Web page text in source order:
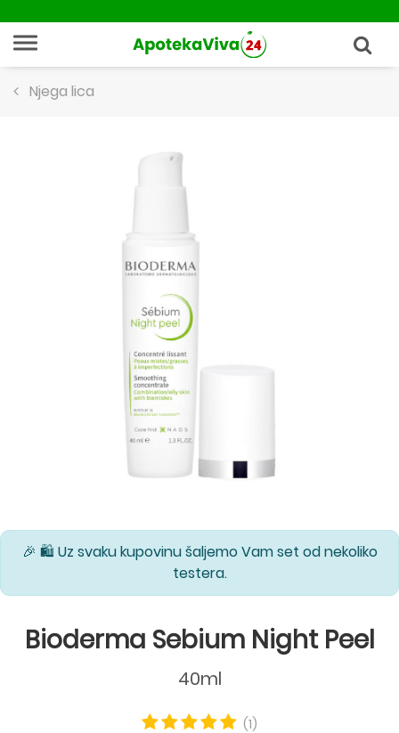
Njega lica
🎉 🛍️ Uz svaku kupovinu šaljemo Vam set od nekoliko
testera.
Bioderma Sebium Night Peel
40ml
(1)